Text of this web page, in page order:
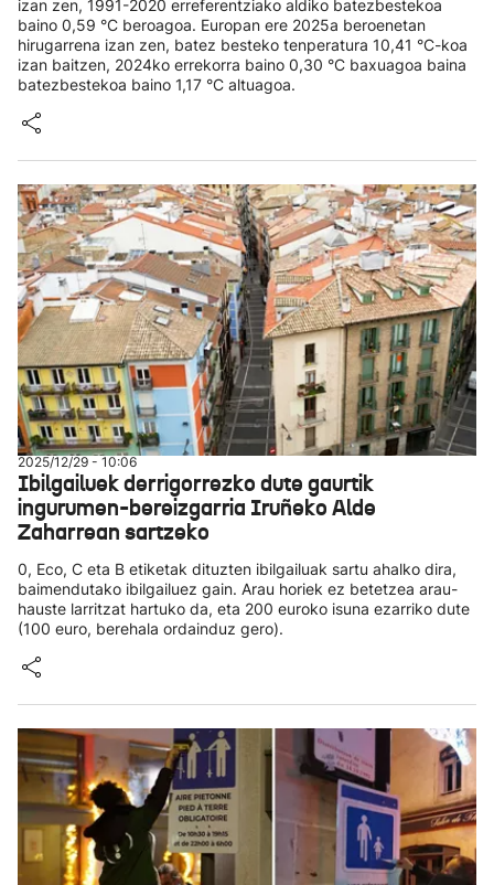
izan zen, 1991-2020 erreferentziako aldiko batezbestekoa
baino 0,59 °C beroagoa. Europan ere 2025a beroenetan
hirugarrena izan zen, batez besteko tenperatura 10,41 °C-koa
izan baitzen, 2024ko errekorra baino 0,30 °C baxuagoa baina
batezbestekoa baino 1,17 °C altuagoa.
2025/12/29 - 10:06
Ibilgailuek derrigorrezko dute gaurtik
ingurumen-bereizgarria Iruñeko Alde
Zaharrean sartzeko
0, Eco, C eta B etiketak dituzten ibilgailuak sartu ahalko dira,
baimendutako ibilgailuez gain. Arau horiek ez betetzea arau-
hauste larritzat hartuko da, eta 200 euroko isuna ezarriko dute
(100 euro, berehala ordainduz gero).